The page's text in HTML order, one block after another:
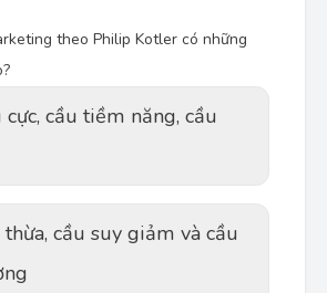
theo Philip Kotler có những
cầu tiềm năng, cầu
cầu suy giảm và cầu